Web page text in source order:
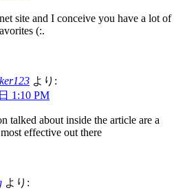
site and I conceive you have a lot of
(:.
より:
1:10 PM
talked about inside the article are a
effective out there
より: